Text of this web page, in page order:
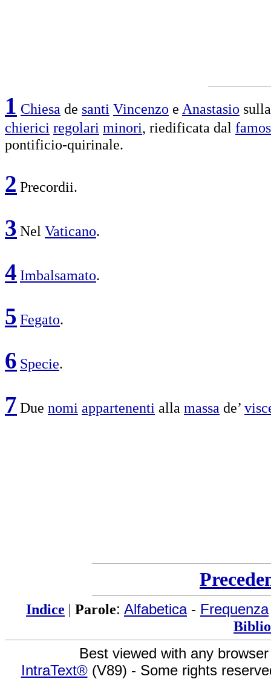
1 Chiesa de santi Vincenzo e Anastasio
chierici regolari minori, riedificata dal
pontificio-quirinale.
2 Precordii.
3 Nel Vaticano.
4 Imbalsamato.
5 Fegato.
6 Specie.
7 Due nomi appartenenti alla massa de’
Indice | Parole: Alfabetica- Frequenza
Best viewed with any
IntraText®(V89) - Some rights